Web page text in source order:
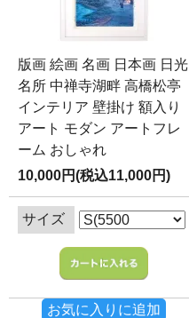
版画 絵画 名画 日本画 日光
名所 中禅寺湖畔 高橋松亭
インテリア 壁掛け 額入り
アート モダン アートフレ
ーム おしゃれ
10,000円(税込11,000円)
サイズ
お気に入りに追加